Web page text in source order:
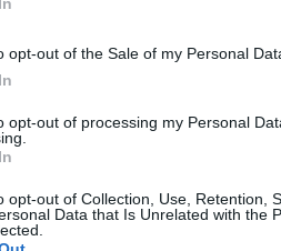
opt-out of the Sale of my Personal
opt-out of processing my Personal
opt-out of Collection, Use, Retention,
Data that Is Unrelated with the
con ingredientes que
estado de ánimo óptimo.
alimenticio creado
natural que ayudan a
extracto de azafrán, que